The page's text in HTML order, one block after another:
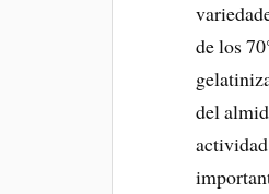
de los
del